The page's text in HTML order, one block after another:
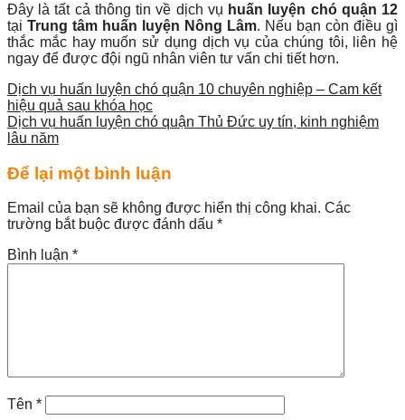
Đây là tất cả thông tin về dịch vụ huấn luyện chó quận 12
tại Trung tâm huấn luyện Nông Lâm. Nếu bạn còn điều gì
thắc mắc hay muốn sử dụng dịch vụ của chúng tôi, liên hệ
ngay để được đội ngũ nhân viên tư vấn chi tiết hơn.
Dịch vụ huấn luyện chó quận 10 chuyên nghiệp – Cam kết
hiệu quả sau khóa học
Dịch vụ huấn luyện chó quận Thủ Đức uy tín, kinh nghiệm
lâu năm
Để lại một bình luận
Email của bạn sẽ không được hiển thị công khai. Các
trường bắt buộc được đánh dấu *
Bình luận *
Tên *